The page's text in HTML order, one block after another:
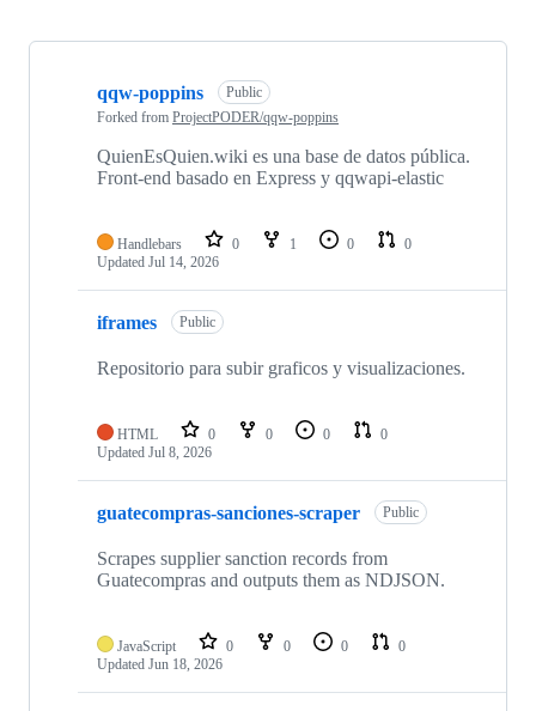
Showing
qqw-poppins
Public
Forked from ProjectPODER/qqw-poppins
QuienEsQuien.wiki es una base de datos pública.
Front-end basado en Express y qqwapi-elastic
Handlebars 0 1 0
0
Updated Jul 14, 2026
iframes Public
Repositorio para subir graficos y visualizaciones.
HTML 0 0 0
0
Updated Jul 8, 2026
guatecompras-sanciones-scraper Public
Scrapes supplier sanction records from
Guatecompras and outputs them as NDJSON.
JavaScript 0 0 0
0
Updated Jun 18, 2026